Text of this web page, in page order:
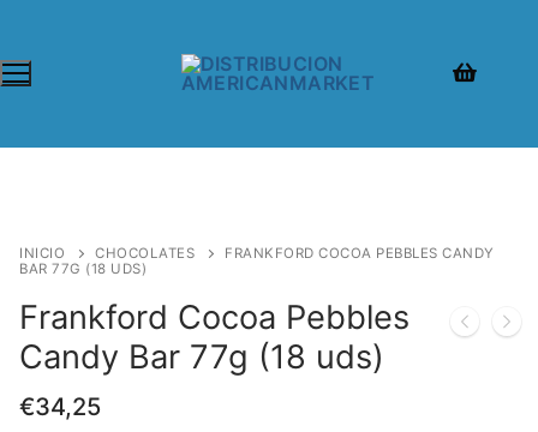
INICIO CHOCOLATES
FRANKFORD COCOA PEBBLES CANDY
BAR 77G (18 UDS)
Frankford Cocoa Pebbles
Candy Bar 77g (18 uds)
€34,25